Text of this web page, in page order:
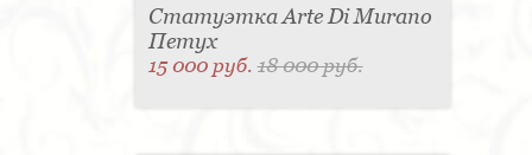
Статуэтка Arte Di Murano
Петух
15 000 руб.18 000 руб.